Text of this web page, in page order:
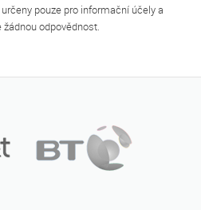
pouze pro informační účely a
odpovědnost.